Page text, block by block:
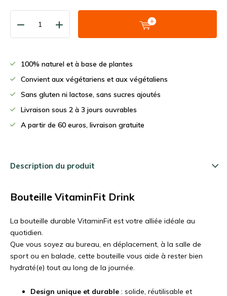
100% naturel et à base de plantes
Convient aux végétariens et aux végétaliens
Sans gluten ni lactose, sans sucres ajoutés
Livraison sous 2 à 3 jours ouvrables
A partir de 60 euros, livraison gratuite
Description du produit
Bouteille VitaminFit Drink
La bouteille durable VitaminFit est votre alliée idéale au
quotidien.
Que vous soyez au bureau, en déplacement, à la salle de
sport ou en balade, cette bouteille vous aide à rester bien
hydraté(e) tout au long de la journée.
Design unique et durable : solide, réutilisable et